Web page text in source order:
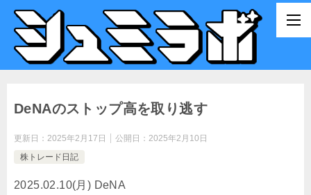
DeNAのストップ高を取り逃す
更新日： 2025年2月17日 公開日： 2025年2月10日
株トレード日記
2025.02.10(月 ) DeNA